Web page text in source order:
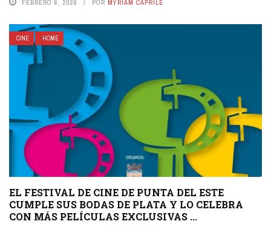
FEBRERO 6, 2026 POR MYRIAM CAPRILE
CINE HOME
EL FESTIVAL DE CINE DE PUNTA DEL ESTE
CUMPLE SUS BODAS DE PLATA Y LO CELEBRA
CON MÁS PELÍCULAS EXCLUSIVAS ...